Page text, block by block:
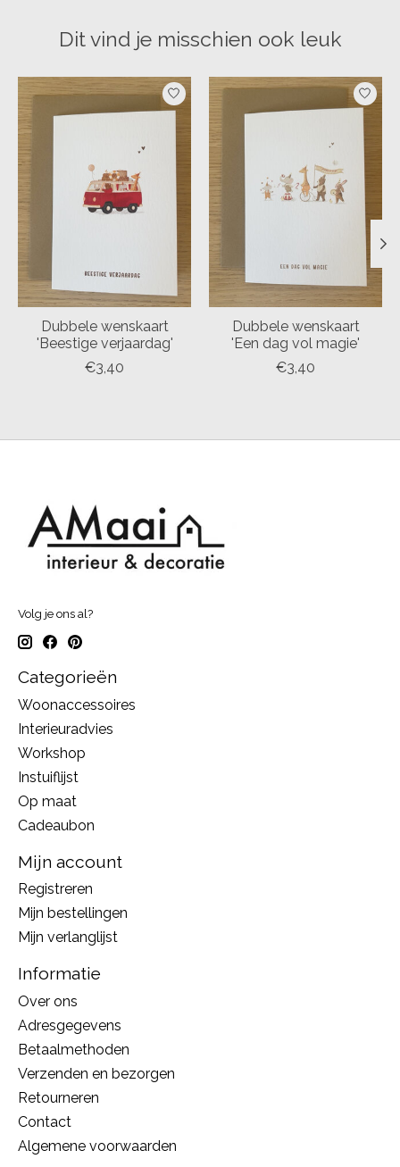
Dit vind je misschien ook leuk
Items van productcarrousel
Dubbele wenskaart
'Beestige verjaardag'
€3,40
Dubbele wenskaart
'Een dag vol magie'
€3,40
Volg je ons al?
Categorieën
Woonaccessoires
Interieuradvies
Workshop
Instuiflijst
Op maat
Cadeaubon
Mijn account
Registreren
Mijn bestellingen
Mijn verlanglijst
Informatie
Over ons
Adresgegevens
Betaalmethoden
Verzenden en bezorgen
Retourneren
Contact
Algemene voorwaarden